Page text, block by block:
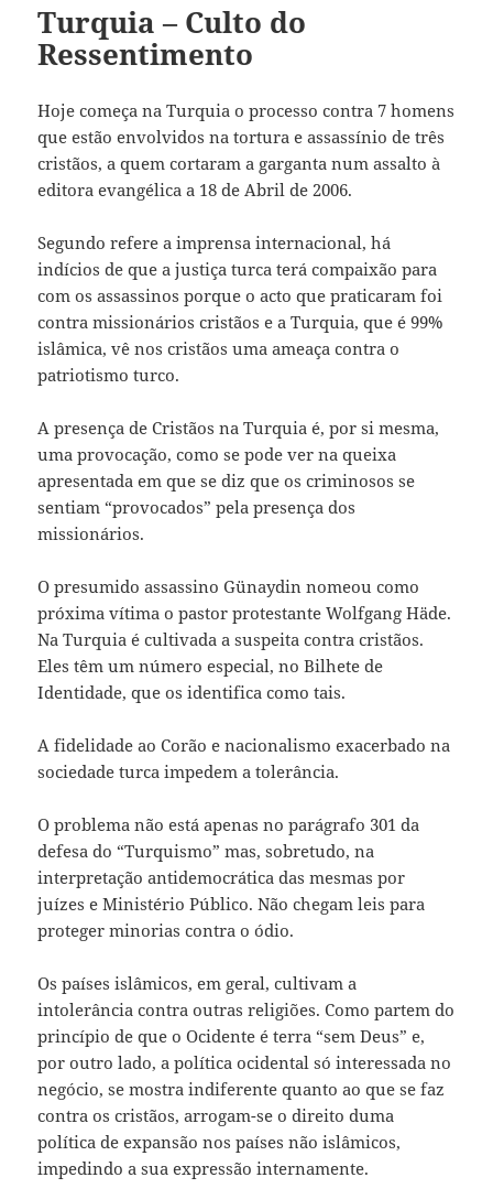
Turquia – Culto do
Ressentimento
Hoje começa na Turquia o processo contra 7 homens
que estão envolvidos na tortura e assassínio de três
cristãos, a quem cortaram a garganta num assalto à
editora evangélica a 18 de Abril de 2006.
Segundo refere a imprensa internacional, há
indícios de que a justiça turca terá compaixão para
com os assassinos porque o acto que praticaram foi
contra missionários cristãos e a Turquia, que é 99%
islâmica, vê nos cristãos uma ameaça contra o
patriotismo turco.
A presença de Cristãos na Turquia é, por si mesma,
uma provocação, como se pode ver na queixa
apresentada em que se diz que os criminosos se
sentiam “provocados” pela presença dos
missionários.
O presumido assassino Günaydin nomeou como
próxima vítima o pastor protestante Wolfgang Häde.
Na Turquia é cultivada a suspeita contra cristãos.
Eles têm um número especial, no Bilhete de
Identidade, que os identifica como tais.
A fidelidade ao Corão e nacionalismo exacerbado na
sociedade turca impedem a tolerância.
O problema não está apenas no parágrafo 301 da
defesa do “Turquismo” mas, sobretudo, na
interpretação antidemocrática das mesmas por
juízes e Ministério Público. Não chegam leis para
proteger minorias contra o ódio.
Os países islâmicos, em geral, cultivam a
intolerância contra outras religiões. Como partem do
princípio de que o Ocidente é terra “sem Deus” e,
por outro lado, a política ocidental só interessada no
negócio, se mostra indiferente quanto ao que se faz
contra os cristãos, arrogam-se o direito duma
política de expansão nos países não islâmicos,
impedindo a sua expressão internamente.